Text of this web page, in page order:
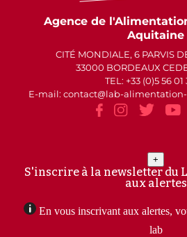
Agence de
Aquitaine
CITÉ MONDIALE, 6 PARVIS
33000 BORDEAUX
TEL: +33 (0)5 56 01
E-mail: contact
lab-
+
S'inscrire à la newsletter du
aux alertes
En vous inscrivant aux alertes,
lab